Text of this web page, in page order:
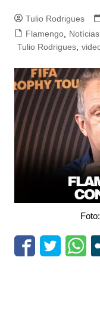
Tulio Rodrigues
Flamengo,
Tulio Rodrigues,